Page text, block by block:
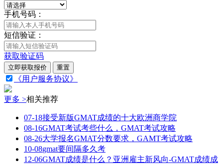
手机号码：
短信验证：
获取验证码
立即获取报价 重置
《用户服务协议》
更多 >相关推荐
07-18接受新版GMAT成绩的十大欧洲商学院
08-16GMAT考试考些什么，GMAT考试攻略
08-26大学报名GMAT分数要求，GAMT考试攻略
10-08gmat要间隔多久考
12-06GMAT成绩是什么？亚洲雇主新风向-GMAT成绩成